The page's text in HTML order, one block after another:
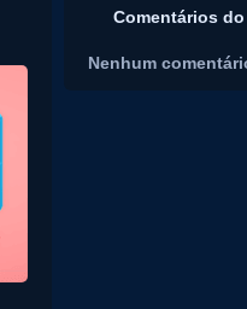
Comentários
Nenhum